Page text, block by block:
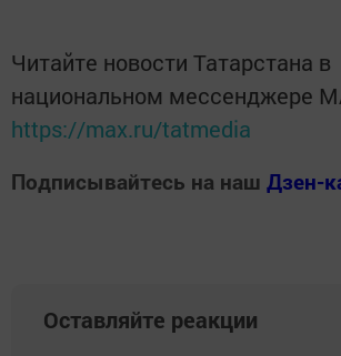
Читайте новости Татарстана в
национальном мессенджере
https://max.ru/tatmedia
Подписывайтесь на наш Дзен-
Оставляйте реакции